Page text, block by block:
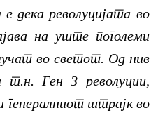
дека револуцијата во
на уште поголеми
во светот. Од нив
т.н. Ген З револуции,
штрајк во